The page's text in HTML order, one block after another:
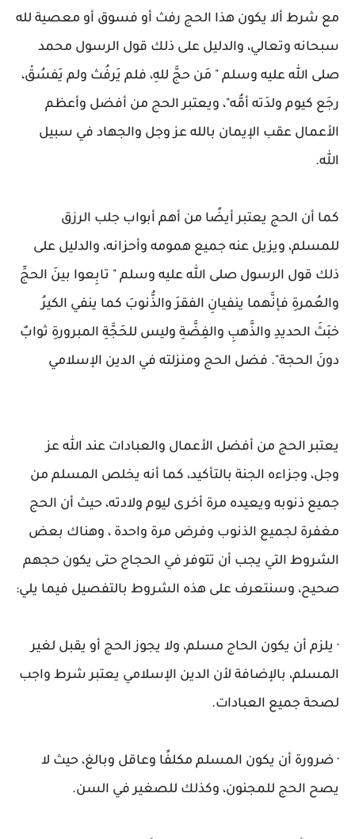
مع شرط ألا يكون هذا الحج رفث أو فسوق أو معصية لله
سبحانه وتعالي، والدليل على ذلك قول الرسول محمد
صلى الله عليه وسلم " مَن حجَّ للهِ، فلم يَرفُث ولم يَفسُقْ،
رجَع كيوم ولدَته أمُّه"، ويعتبر الحج من أفضل وأعظم
الأعمال عقب الإيمان بالله عز وجل والجهاد في سبيل
الله.
كما أن الحج يعتبر أيضًا من أهم أبواب جلب الرزق
للمسلم، ويزيل عنه جميع همومه وأحزانه، والدليل على
ذلك قول الرسول صلى الله عليه وسلم " تابِعوا بينَ الحجِّ
والعُمرةِ فإنَّهما ينفيانِ الفقرَ والذُّنوبَ كما ينفي الكيرُ
خبَثَ الحديدِ والذَّهبِ والفِضَّةِ وليس للحَجَّةِ المبرورةِ ثوابٌ
دونَ الحجة". فضل الحج ومنزلته في الدين الإسلامي
يعتبر الحج من أفضل الأعمال والعبادات عند الله عز
وجل، وجزاءه الجنة بالتأكيد، كما أنه يخلص المسلم من
جميع ذنوبه ويعيده مرة أخرى ليوم ولادته، حيث أن الحج
مغفرة لجميع الذنوب وفرض مرة واحدة ، وهناك بعض
الشروط التي يجب أن تتوفر في الحجاج حتى يكون حجهم
صحيح، وسنتعرف على هذه الشروط بالتفصيل فيما يلي:
· يلزم أن يكون الحاج مسلم، ولا يجوز الحج أو يقبل لغير
المسلم، بالإضافة لأن الدين الإسلامي يعتبر شرط واجب
لصحة جميع العبادات.
· ضرورة أن يكون المسلم مكلفًا وعاقل وبالغ، حيث لا
يصح الحج للمجنون، وكذلك للصغير في السن.